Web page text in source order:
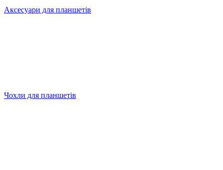
Аксесуари для планшетів
Чохли для планшетів